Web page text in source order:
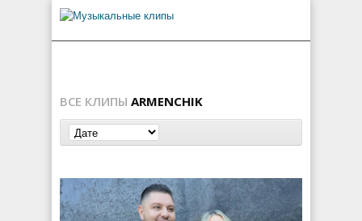
ВСЕ КЛИПЫ ARMENCHIK